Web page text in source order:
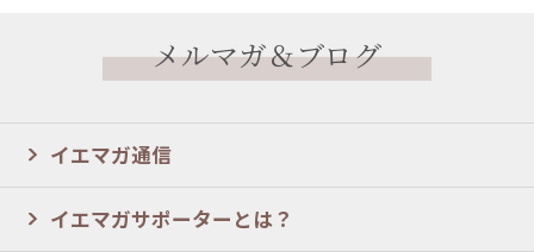
メルマガ＆ブログ
イエマガ通信
イエマガサポーターとは？